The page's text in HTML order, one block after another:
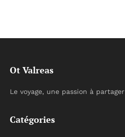
Ot Valreas
Le voyage, une passion à partager
Catégories